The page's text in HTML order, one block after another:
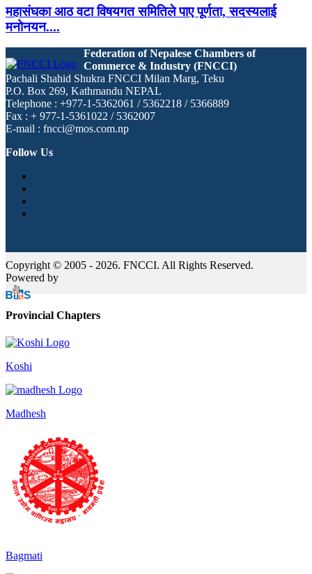
महासंघका आठ वटा विषयगत समितिले पाए पूर्णता, सदस्यलाई
मनोनयन....
Federation of Nepalese Chambers of
Commerce & Industry (FNCCI)
Pachali Shahid Shukra FNCCI Milan Marg, Teku
P.O. Box 269, Kathmandu NEPAL
Telephone : +977-1-5362061 / 5362218 / 5366889
Fax : + 977-1-5361022 / 5362007
E-mail : fncci@mos.com.np
Follow Us
Copyright © 2005 - 2026. FNCCI. All Rights Reserved.
Powered by
Provincial Chapters
Koshi
Madhesh
Bagmati